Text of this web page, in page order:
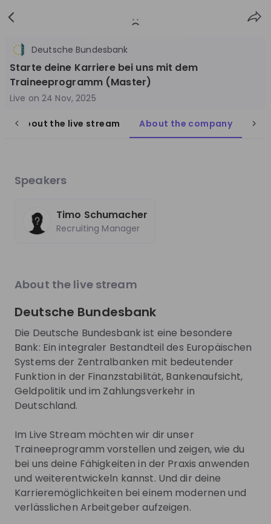
Follow Share
Germany
10'000+
About
Hier arbeiten Sie nicht bei einer Bank.
Sie arbeiten bei der Bank der Banken.
Als Zentralbank agieren wir am Puls der
internationalen Finanzmärkte und an den
Schnittstellen von Politik, Wirtschaft und
Digitalisierung und gesellschaftlichen Wandel
mitgestaltet, haben wir immer den Anspruch, an der
Spitze der Entwicklung zu stehen. Damit unsere
Währung für das Gemeinwohl stabil bleibt.
Deutsche Bundesbank
Starte deine Karriere bei uns mit dem
Traineeprogramm (Master)
Live on 24 Nov, 2025
About the live stream About the company
Speakers
Timo Schumacher
Recruiting Manager
About the live stream
Deutsche Bundesbank
Die Deutsche Bundesbank ist eine besondere
Bank: Ein integraler Bestandteil des Europäischen
Systems der Zentralbanken mit bedeutender
Funktion in der Finanzstabilität, Bankenaufsicht,
Geldpolitik und im Zahlungsverkehr in
Deutschland.
Im Live Stream möchten wir dir unser
Traineeprogramm vorstellen und zeigen, wie du
bei uns deine Fähigkeiten in der Praxis anwenden
und weiterentwickeln kannst. Und dir deine
Karrieremöglichkeiten bei einem modernen und
verlässlichen Arbeitgeber aufzeigen.